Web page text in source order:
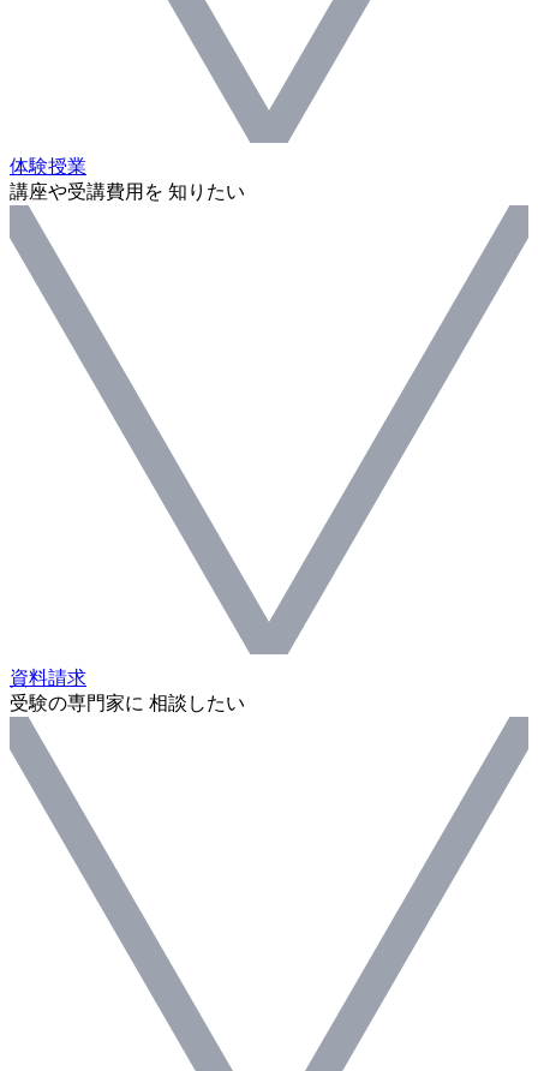
体験授業
講座や受講費用を 知りたい
資料請求
受験の専門家に 相談したい